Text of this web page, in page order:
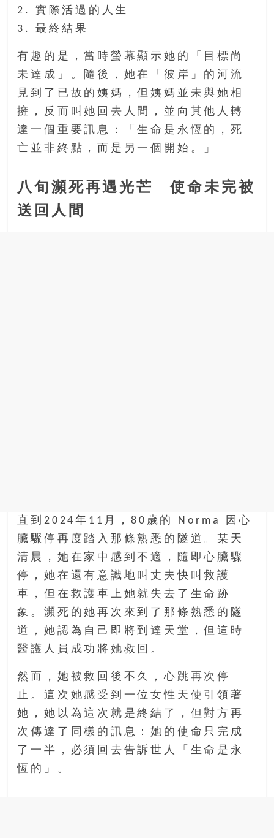
2. 實際活過的人生
3. 最終結果
有趣的是，當時螢幕顯示她的「目標尚
未達成」。隨後，她在「彼岸」的河流
見到了已故的姨媽，但姨媽並未與她相
擁，反而叫她回去人間，並向其他人轉
達一個重要訊息：「生命是永恆的，死
亡並非終點，而是另一個開始。」
八旬瀕死再遇光芒 使命未完被
送回人間
直到2024年11月，80歲的 Norma 因心
臟驟停再度踏入那條熟悉的隧道。某天
清晨，她在家中感到不適，隨即心臟驟
停，她在還有意識地叫丈夫快叫救護
車，但在救護車上她就失去了生命跡
象。瀕死的她再次來到了那條熟悉的隧
道，她認為自己即將到達天堂，但這時
醫護人員成功將她救回。
然而，她被救回後不久，心跳再次停
止。這次她感受到一位女性天使引領著
她，她以為這次就是終結了，但對方再
次傳達了同樣的訊息：她的使命只完成
了一半，必須回去告訴世人「生命是永
恆的」。